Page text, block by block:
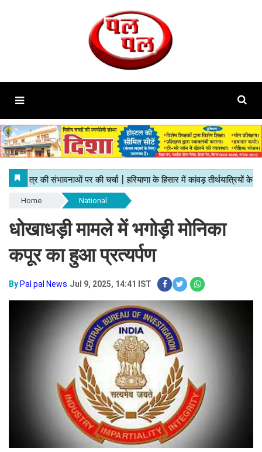
Home National
धोखाधड़ी मामले में भगोड़ी मोनिका
कपूर का हुआ प्रत्यर्पण
By Pal pal News Jul 9, 2025, 14:41 IST